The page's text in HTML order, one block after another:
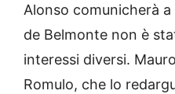
Alonso comunicherà a
de Belmonte non è
interessi diversi.
Romulo, che lo